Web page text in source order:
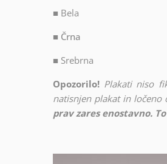
■ Bela
■ Črna
■ Srebrna
Opozorilo! Plakati niso
natisnjen plakat in ločeno
prav zares enostavno.